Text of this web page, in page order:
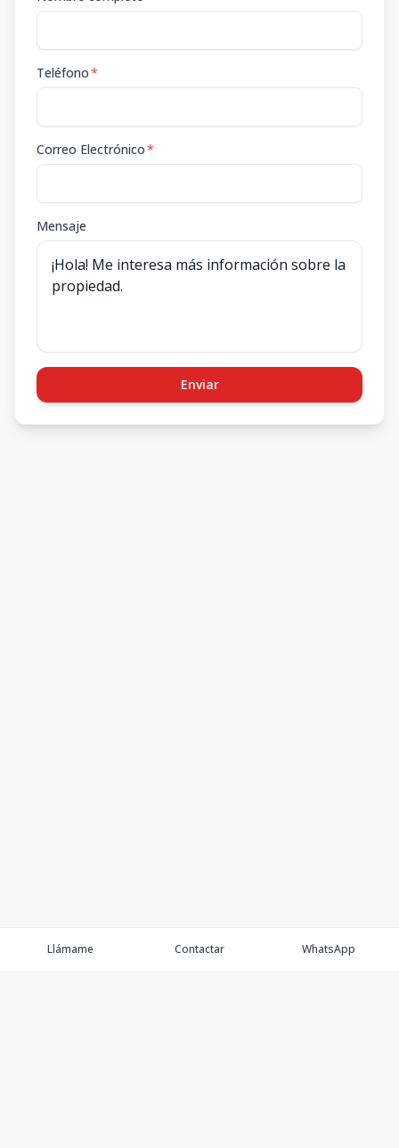
Teléfono*
Correo Electrónico*
Mensaje
Enviar
Llámame Contactar WhatsApp